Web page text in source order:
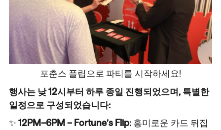
포춘스 플립으로 파티를 시작하세요!
행사는 낮 12시부터 하루 종일 진행되었으며, 특별한
일정으로 구성되었습니다:
✨12PM–6PM – Fortune’s Flip: 흥미로운 카드 뒤집